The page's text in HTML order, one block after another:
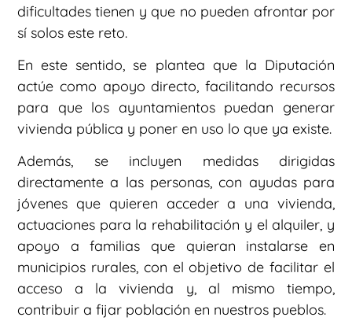
dificultades tienen y que no pueden afrontar por
sí solos este reto.
En este sentido, se plantea que la Diputación
actúe como apoyo directo, facilitando recursos
para que los ayuntamientos puedan generar
vivienda pública y poner en uso lo que ya existe.
Además, se incluyen medidas dirigidas
directamente a las personas, con ayudas para
jóvenes que quieren acceder a una vivienda,
actuaciones para la rehabilitación y el alquiler, y
apoyo a familias que quieran instalarse en
municipios rurales, con el objetivo de facilitar el
acceso a la vivienda y, al mismo tiempo,
contribuir a fijar población en nuestros pueblos.